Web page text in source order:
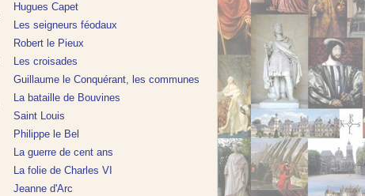
Hugues Capet
Les seigneurs féodaux
Robert le Pieux
Les croisades
Guillaume le Conquérant, les communes
La bataille de Bouvines
Saint Louis
Philippe le Bel
La guerre de cent ans
La folie de Charles VI
Jeanne d'Arc